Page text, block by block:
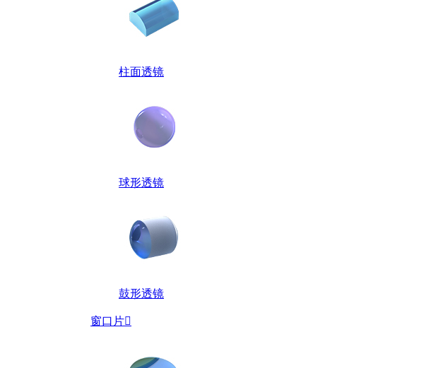
柱面透镜
球形透镜
鼓形透镜
窗口片